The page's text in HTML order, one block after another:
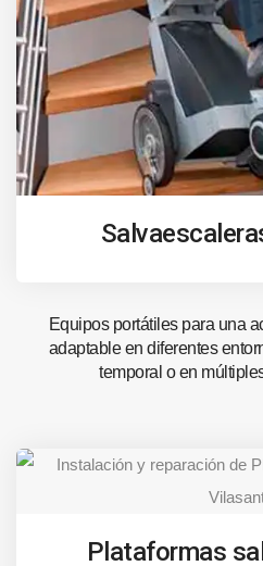
Equipos portátiles para una
adaptable en diferentes
temporal o en
Plataformas